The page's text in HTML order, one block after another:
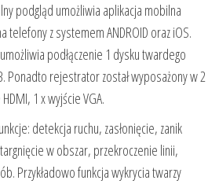
podgląd umożliwia aplikacja mobilna
telefony z systemem ANDROID oraz iOS.
podłączenie 1 dysku twardego
Ponadto rejestrator został wyposażony w 2
1 x wyjście VGA.
detekcja ruchu, zasłonięcie, zanik
w obszar, przekroczenie linii,
Przykładowo funkcja wykrycia twarzy